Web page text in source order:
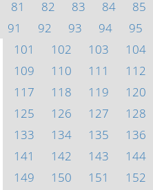
81
82 83 84 85
91
92 93 94 95
101
102 103 104
109
110 111 112
117
118 119 120
125
126 127 128
133
134 135 136
141
142 143 144
149
150 151 152